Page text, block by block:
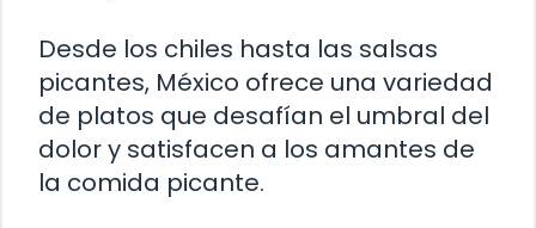
Desde los chiles hasta las salsas
picantes, México ofrece una variedad
de platos que desafían el umbral del
dolor y satisfacen a los amantes de
la comida picante.